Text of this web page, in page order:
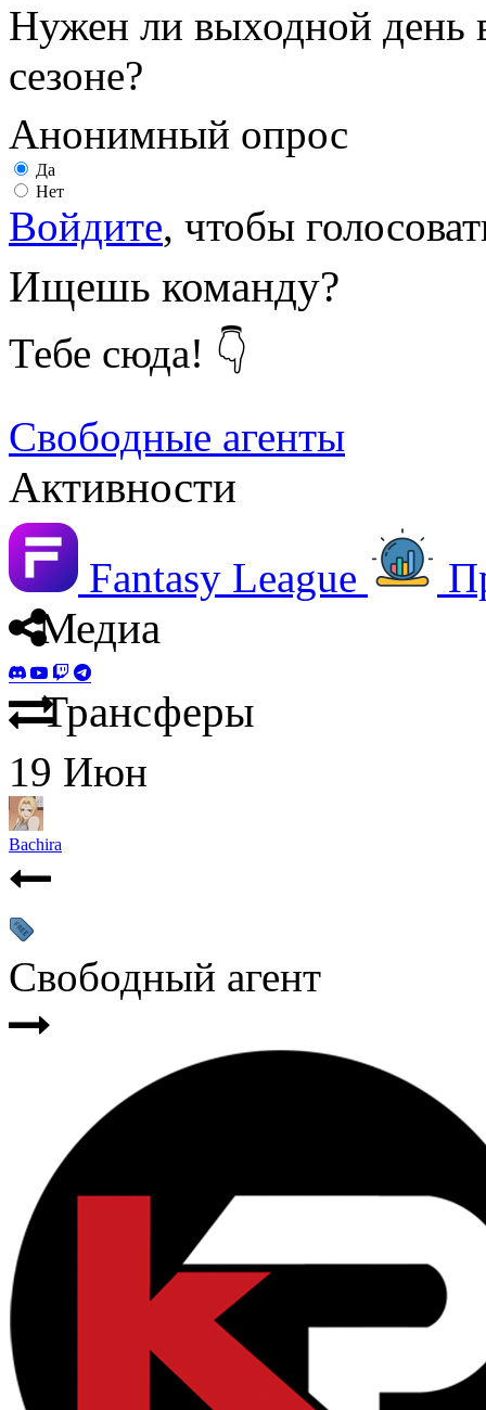
Нужен ли выходной день
сезоне?
Анонимный опрос
Да
Нет
Войдите, чтобы
Ищешь команду?
Тебе сюда! 👇
Свободные агенты
Активности
Fantasy League
Медиа
Трансферы
19 Июн
Bachira
Свободный агент